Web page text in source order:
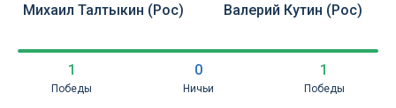
Михаил Талтыкин (Рос)
1
Победы
0
Ничьи
1
Победы
Валерий Кутин (Рос)